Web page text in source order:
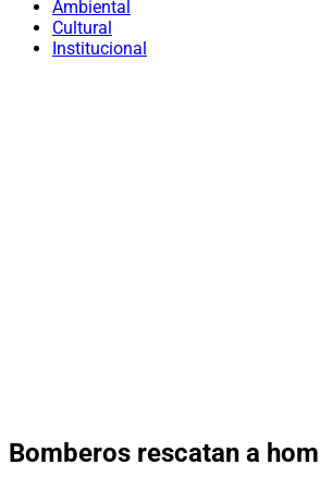
Ambiental
Cultural
Institucional
Bomberos rescatan a